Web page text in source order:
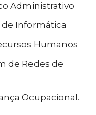
Administrativo
Informática
Humanos
de Redes de
Ocupacional.